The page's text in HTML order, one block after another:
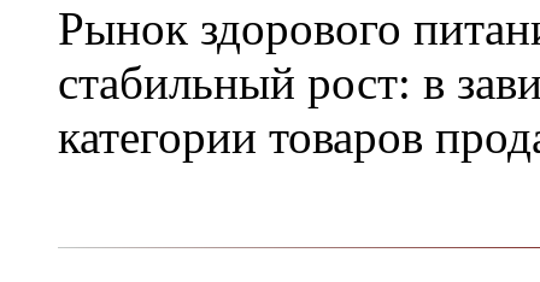
Рынок здорового
стабильный рост: в
категории товаров